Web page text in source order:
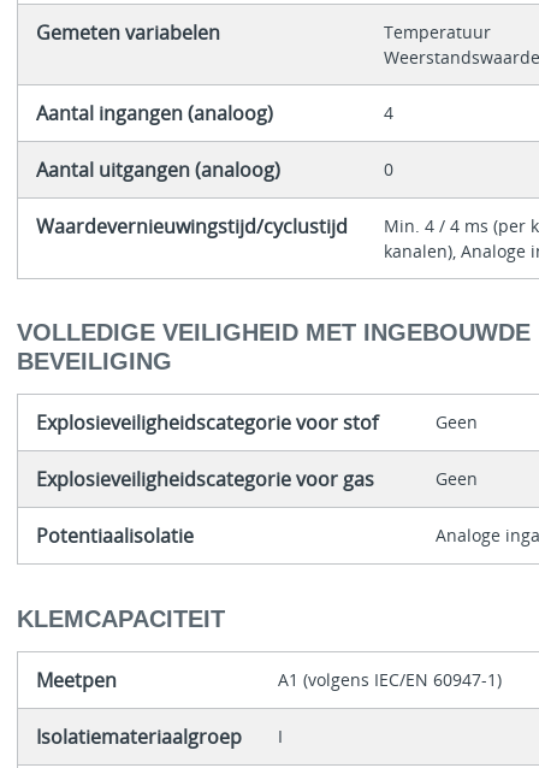
Gemeten variabelen
Temperatuur
Weerstandswaarde
Aantal ingangen (analoog) 4
Aantal uitgangen (analoog) 0
Waardevernieuwingstijd/cyclustijd
Min. 4 / 4 ms (per
kanalen), Analoge
VOLLEDIGE VEILIGHEID MET INGEBOUWDE
BEVEILIGING
Explosieveiligheidscategorie voor stof Geen
Explosieveiligheidscategorie voor gas Geen
Potentiaalisolatie Analoge
KLEMCAPACITEIT
Meetpen A1 (volgens IEC/EN 60947-1)
Isolatiemateriaalgroep I